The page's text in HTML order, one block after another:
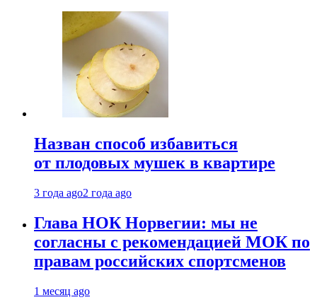
Назван способ избавиться
от плодовых мушек в квартире
3 года ago2 года ago
Глава НОК Норвегии: мы не
согласны с рекомендацией МОК по
правам российских спортсменов
1 месяц ago